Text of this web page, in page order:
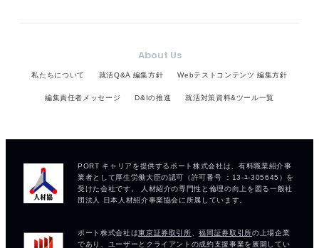
About Us
私たちについて 就活Q&A 編集方針 Webテストコンテンツ 編集方針
編集責任者メッセージ D&Iの推進 就活対策資料&ツール一覧